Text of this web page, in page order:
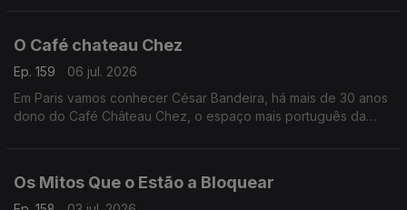
O Café chateau Chez
Ep. 159
06 jul. 2026
Em Paris vamos conhecer César Bandeira, há mais de 30 anos
dono do Café Château Chez, o espaço mais português da
Os Mitos Que o Estão a Bloquear